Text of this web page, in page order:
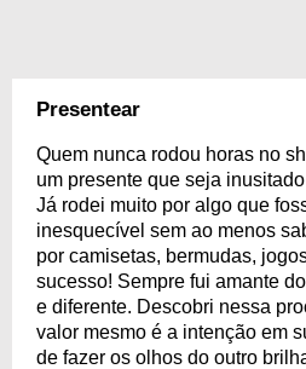
Presentear
Quem nunca rodou horas no
um presente que seja
Já rodei muito por algo que
inesquecível sem ao menos
por camisetas, bermudas,
sucesso! Sempre fui amante
e diferente. Descobri nessa
valor mesmo é a intenção em
de fazer os olhos do outro